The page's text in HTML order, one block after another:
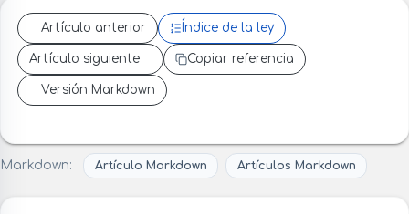
Artículo anterior Índice de la ley
Artículo siguiente Copiar referencia
Versión Markdown
Markdown: Artículo Markdown Artículos Markdown